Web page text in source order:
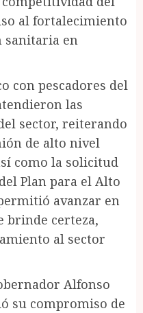
al fortalecimiento
sanitaria en
con pescadores del
las
sector, reiterando
de alto nivel
como la solicitud
Plan para el Alto
avanzar en
brinde certeza,
al sector
Alfonso
su compromiso de